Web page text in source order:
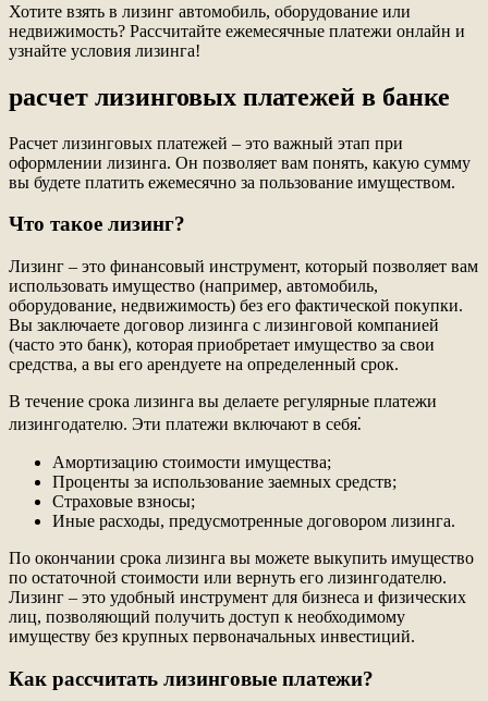
Хотите взять в лизинг автомобиль, оборудование или
недвижимость? Рассчитайте ежемесячные платежи онлайн и
узнайте условия лизинга!
расчет лизинговых платежей в банке
Расчет лизинговых платежей – это важный этап при
оформлении лизинга. Он позволяет вам понять, какую сумму
вы будете платить ежемесячно за пользование имуществом.
Что такое лизинг?
Лизинг – это финансовый инструмент, который позволяет вам
использовать имущество (например, автомобиль,
оборудование, недвижимость) без его фактической покупки.
Вы заключаете договор лизинга с лизинговой компанией
(часто это банк), которая приобретает имущество за свои
средства, а вы его арендуете на определенный срок.
В течение срока лизинга вы делаете регулярные платежи
лизингодателю. Эти платежи включают в себя⁚
Амортизацию стоимости имущества;
Проценты за использование заемных средств;
Страховые взносы;
Иные расходы, предусмотренные договором лизинга.
По окончании срока лизинга вы можете выкупить имущество
по остаточной стоимости или вернуть его лизингодателю.
Лизинг – это удобный инструмент для бизнеса и физических
лиц, позволяющий получить доступ к необходимому
имуществу без крупных первоначальных инвестиций.
Как рассчитать лизинговые платежи?